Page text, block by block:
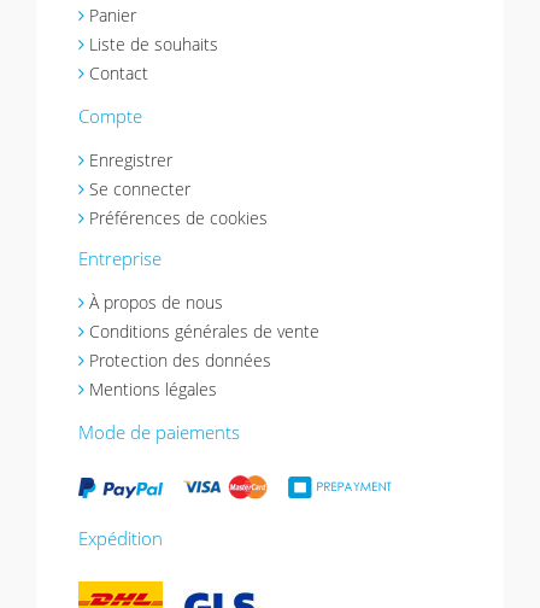
Panier
Liste de souhaits
Contact
Compte
Enregistrer
Se connecter
Préférences de cookies
Entreprise
À propos de nous
Conditions générales de vente
Protection des données
Mentions légales
Mode de paiements
Expédition